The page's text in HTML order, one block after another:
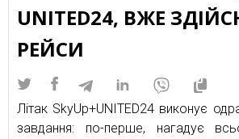
UNITED24, ВЖЕ
РЕЙСИ
Літак SkyUp+UNITED24 виконує
завдання: по-перше, нагадує